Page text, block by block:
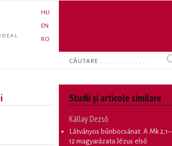
HU
EN
RO
Search
Studii și articole similare
Kállay Dezső
Látványos bűnbocsánat. A Mk 2,1–
12 magyarázata Jézus első